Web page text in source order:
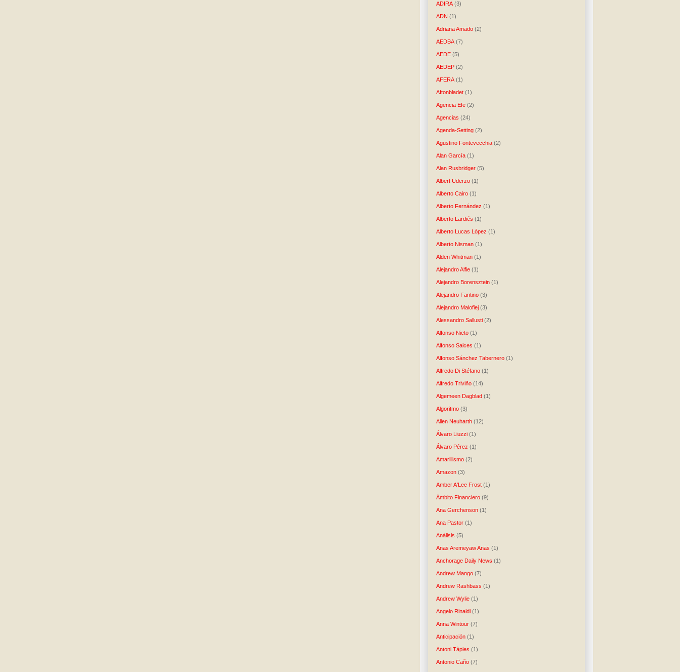
ADIRA (3)
ADN (1)
Adriana Amado (2)
AEDBA (7)
AEDE (5)
AEDEP (2)
AFERA (1)
Aftonbladet (1)
Agencia Efe (2)
Agencias (24)
Agenda-Setting (2)
Agustino Fontevecchia (2)
Alan García (1)
Alan Rusbridger (5)
Albert Uderzo (1)
Alberto Cairo (1)
Alberto Fernández (1)
Alberto Lardiés (1)
Alberto Lucas López (1)
Alberto Nisman (1)
Alden Whitman (1)
Alejandro Alfie (1)
Alejandro Borensztein (1)
Alejandro Fantino (3)
Alejandro Malofiej (3)
Alessandro Sallusti (2)
Alfonso Nieto (1)
Alfonso Salces (1)
Alfonso Sánchez Tabernero (1)
Alfredo Di Stéfano (1)
Alfredo Triviño (14)
Algemeen Dagblad (1)
Algoritmo (3)
Allen Neuharth (12)
Álvaro Liuzzi (1)
Álvaro Pérez (1)
Amarillismo (2)
Amazon (3)
Amber A'Lee Frost (1)
Ámbito Financiero (9)
Ana Gerchenson (1)
Ana Pastor (1)
Análisis (5)
Anas Aremeyaw Anas (1)
Anchorage Daily News (1)
Andrew Mango (7)
Andrew Rashbass (1)
Andrew Wylie (1)
Angelo Rinaldi (1)
Anna Wintour (7)
Anticipación (1)
Antoni Tàpies (1)
Antonio Caño (7)